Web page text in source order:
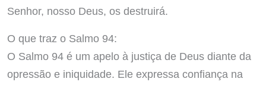
Senhor, nosso Deus, os destruirá.
O que traz o Salmo 94:
O Salmo 94 é um apelo à justiça de Deus diante da
opressão e iniquidade. Ele expressa confiança na